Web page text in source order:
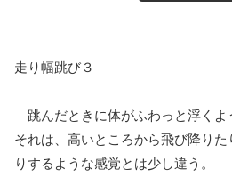
走り幅跳び３
跳んだときに体がふわっと浮くよ
それは、高いところから飛び降り
りするような感覚とは少し違う。